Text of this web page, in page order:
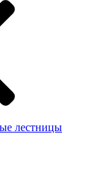
лестницы